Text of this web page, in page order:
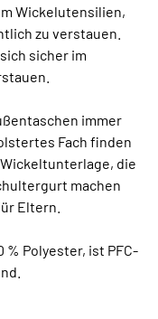
Wickelutensilien,
zu verstauen.
sicher im
immer
Fach finden
die
machen
Eltern.
% Polyester, ist PFC-